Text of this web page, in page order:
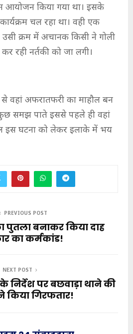
आयोजन किया गया था। इसके
चल रहा था। वही एक
उसी क्रम में अचानक किसी ने गोली
रही नर्तकी को जा लगी।
वहां अफरातफरी का माहौल बन
समझ पाते इससे पहले ही वहां
इस घटना को लेकर इलाके में भय
PREVIOUS POST
पुतला बनाकर किया दाह
का कर्मकांड!
NEXT POST
निर्देश पर बछवाड़ा थाने की
किया गिरफतार!